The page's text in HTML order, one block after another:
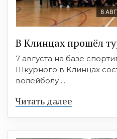
8
В Клинцах прошёл
7 августа на базе
Шкурного в Клинцах
волейболу ...
Читать далее